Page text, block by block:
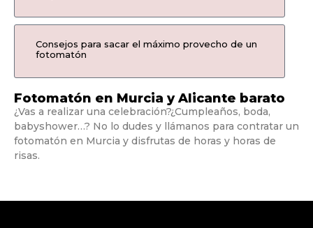
Consejos para sacar el máximo provecho de un
fotomatón
Fotomatón en Murcia y Alicante barato
¿Vas a realizar una celebración?¿Cumpleaños, boda,
babyshower…? No lo dudes y llámanos para contratar un
fotomatón en Murcia y disfrutas de horas y horas de
risas.